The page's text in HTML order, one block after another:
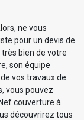
ne vous
pour un devis de
bien de votre
son équipe
vos travaux de
vous pouvez
couverture à
découvrirez tous